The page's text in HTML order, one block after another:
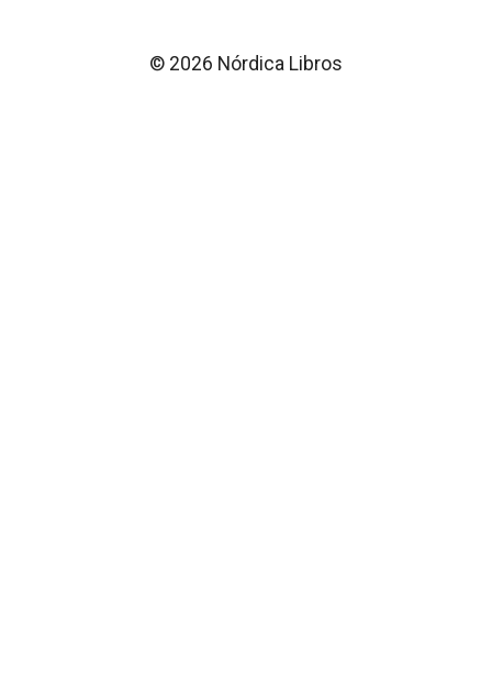
© 2026 Nórdica Libros